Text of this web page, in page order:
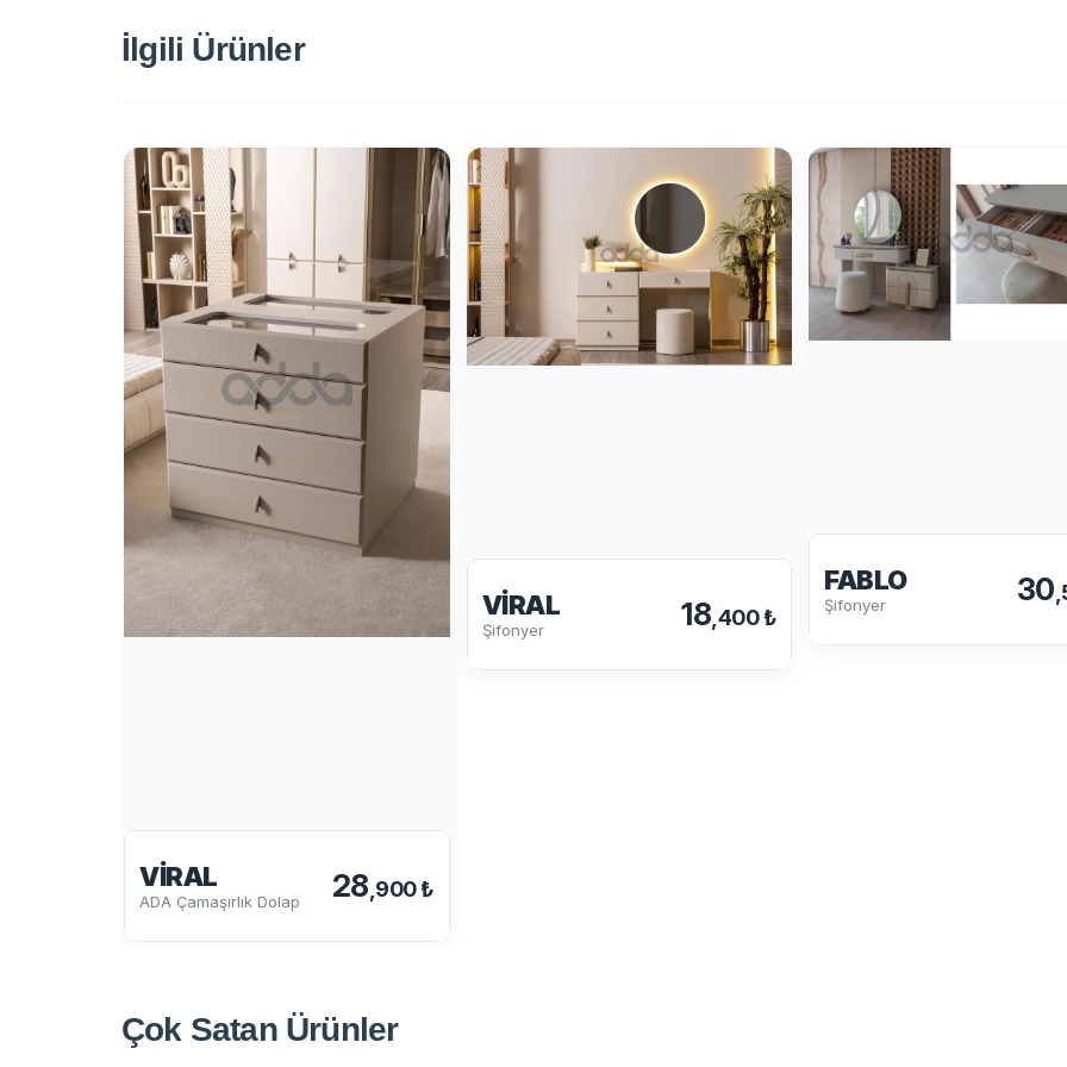
İlgili Ürünler
VIRAL
ADA Çamaşırlık Dolap 28 ,900 ₺
VIRAL
Şifonyer 18 ,400 ₺
FABLO
Şifonyer 30
Çok SatanÜrünler